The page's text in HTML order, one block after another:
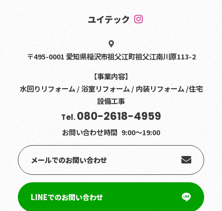
ユイテック
〒495-0001 愛知県稲沢市祖父江町祖父江南川原113-2
【事業内容】
水回りリフォーム / 浴室リフォーム / 内装リフォーム /住宅
設備工事
Tel. 080-2618-4959
お問い合わせ時間 9:00〜19:00
メールでのお問い合わせ
LINEでのお問い合わせ